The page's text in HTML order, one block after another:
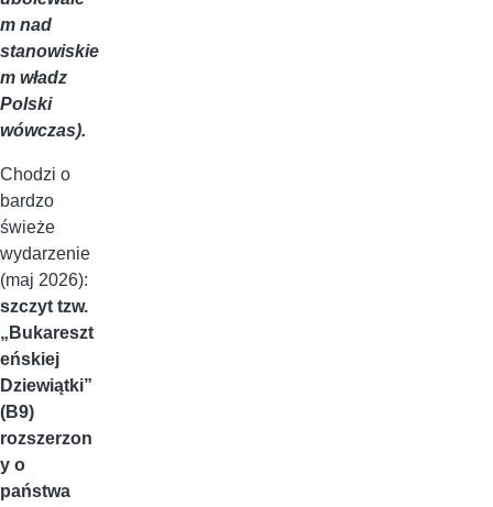
m nad
stanowiskie
m władz
Polski
wówczas).
Chodzi o
bardzo
świeże
wydarzenie
(maj 2026):
szczyt tzw.
„Bukareszt
eńskiej
Dziewiątki”
(B9)
rozszerzon
y o
państwa